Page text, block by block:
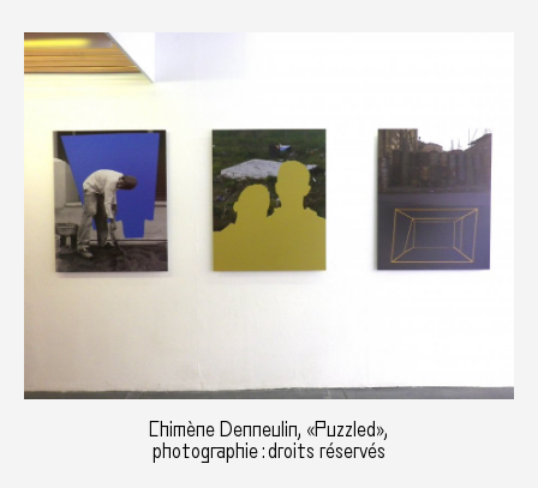
Chimène Denneulin, «Puzzled»,
photographie : droits réservés